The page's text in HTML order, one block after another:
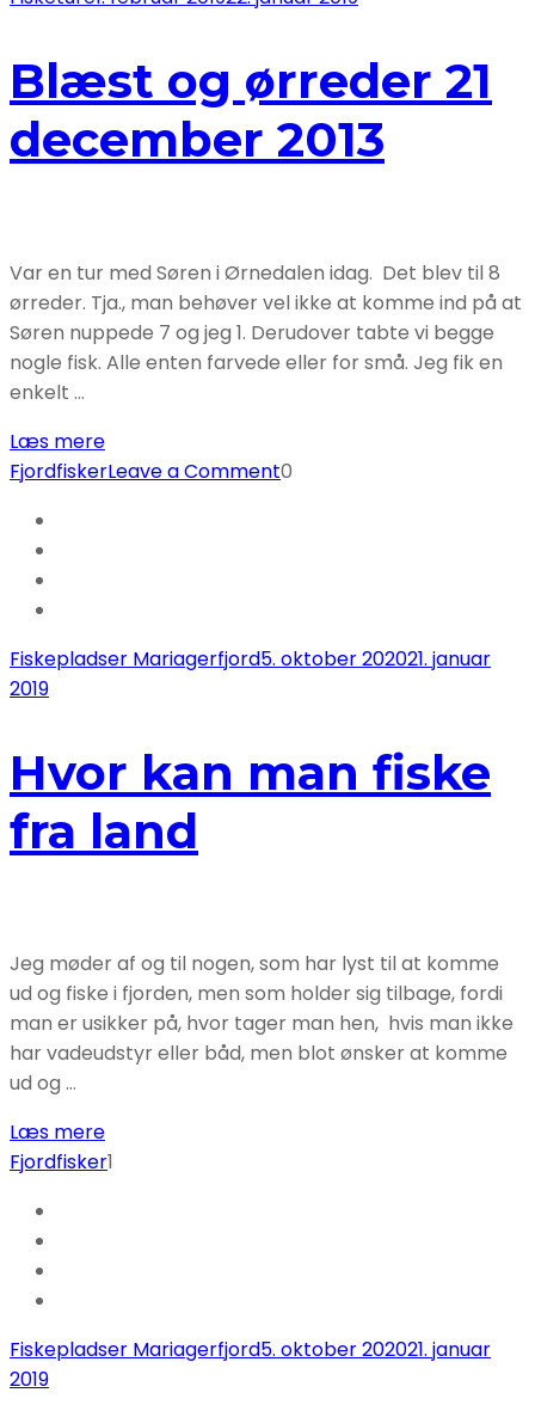
Blæst og ørreder 21
december 2013
Var en tur med Søren i Ørnedalen idag. Det blev til 8
ørreder. Tja., man behøver vel ikke at komme ind på at
Søren nuppede 7 og jeg 1. Derudover tabte vi begge
nogle fisk. Alle enten farvede eller for små. Jeg fik en
enkelt …
Læs mere
FjordfiskerLeave a Commenton
2013
0
Fiskepladser Mariagerfjord5. oktober 202021. januar
2019
Hvor kan man fiske
fra land
Jeg møder af og til nogen, som har lyst til at komme
ud og fiske i fjorden, men som holder sig tilbage, fordi
man er usikker på, hvor tager man hen, hvis man ikke
har vadeudstyr eller båd, men blot ønsker at komme
ud og …
Læs mere
Fjordfisker1
Fiskepladser Mariagerfjord5. oktober 202021. januar
2019